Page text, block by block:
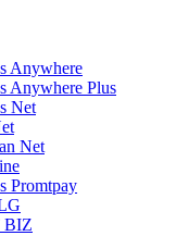
Anywhere
Anywhere Plus
Net
Net
Promtpay
BIZ